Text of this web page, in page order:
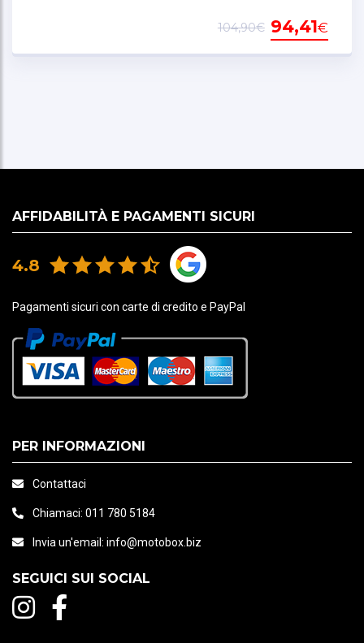
94,41€
104,90€
AFFIDABILITÀ E PAGAMENTI SICURI
4.8
Pagamenti sicuri con carte di credito e PayPal
PER INFORMAZIONI
Contattaci
Chiamaci: 011 780 5184
Invia un'email: info@motobox.biz
SEGUICI SUI SOCIAL